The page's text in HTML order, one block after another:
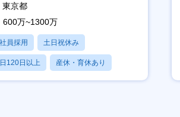
東京都
600万~1300万
員採用 土日祝休み
120日以上 産休・育休あり
業20時間以内